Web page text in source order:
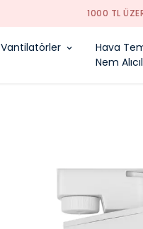
1000 TL
Vantilatörler
Hava
Nem